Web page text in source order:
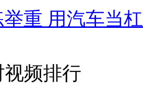
重 用汽车当
视频排行